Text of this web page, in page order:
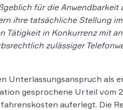
für die Anwendbarkeit
ihre tatsächliche Stellung
Tätigkeit in Konkurrenz mit
zulässiger
Unterlassungsanspruch als
gesprochene Urteil vom
auferlegt. Die